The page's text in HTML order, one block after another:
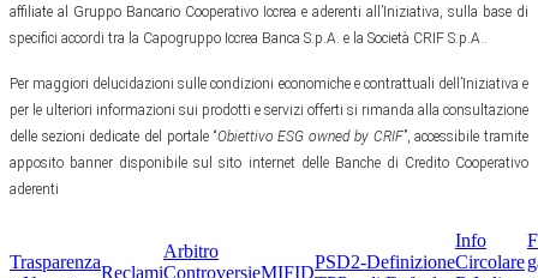
affiliate al Gruppo Bancario Cooperativo Iccrea e aderenti all’Iniziativa, sulla base di
specifici accordi tra la Capogruppo Iccrea Banca S.p.A. e la Società CRIF S.p.A..
Per maggiori delucidazioni sulle condizioni economiche e contrattuali dell’Iniziativa e
per le ulteriori informazioni sui prodotti e servizi offerti si rimanda alla consultazione
delle sezioni dedicate del portale “Obiettivo ESG owned by CRIF”, accessibile tramite
apposito banner disponibile sul sito internet delle Banche di Credito Cooperativo
aderenti
Trasparenza
Reclami
Arbitro
ControversieMIFID
PSD2-Definizione
Info
Circolare